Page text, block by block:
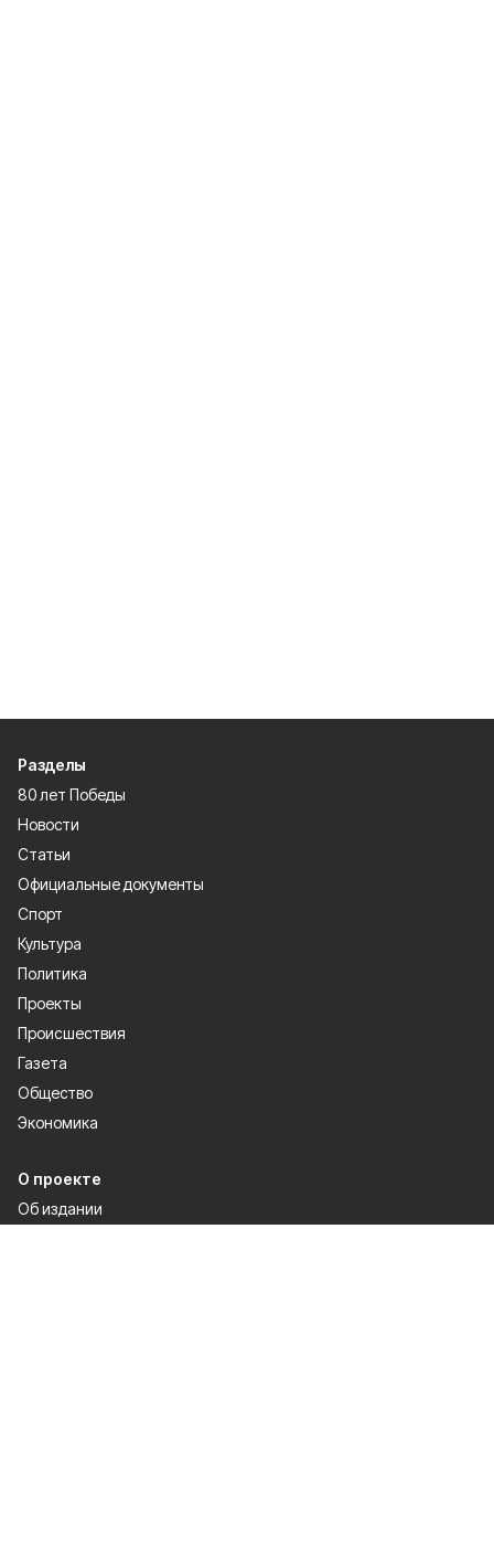
Разделы
80 лет Победы
Новости
Статьи
Официальные документы
Спорт
Культура
Политика
Проекты
Происшествия
Газета
Общество
Экономика
О проекте
Об издании